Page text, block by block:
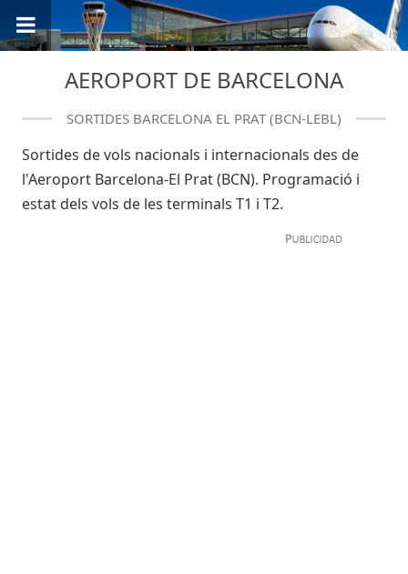
AEROPORT DE BARCELONA
SORTIDES BARCELONA EL PRAT (BCN-LEBL)
Sortides de vols nacionals i internacionals des de
l'Aeroport Barcelona-El Prat (BCN). Programació i
estat dels vols de les terminals T1 i T2.